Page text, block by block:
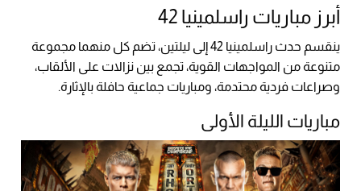
أبرز مباريات راسلمينيا 42
ينقسم حدث راسلمينيا 42 إلى ليلتين، تضم كل منهما مجموعة
متنوعة من المواجهات القوية، تجمع بين نزالات على الألقاب،
وصراعات فردية محتدمة، ومباريات جماعية حافلة بالإثارة.
مباريات الليلة الأولى